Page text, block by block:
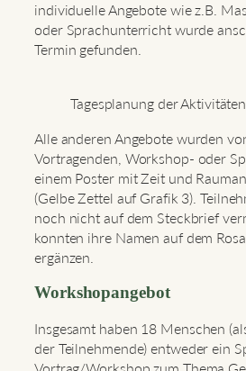
individuelle Angebote wie z.B.
oder Sprachunterricht wurde
Termin gefunden.
Tagesplanung der Aktivitäten
Alle anderen Angebote wurden
Vortragenden, Workshop- oder
einem Poster mit Zeit und
(Gelbe Zettel auf Grafik 3).
noch nicht auf dem Steckbrief
konnten ihre Namen auf dem
ergänzen.
Workshopangebot
Insgesamt haben 18 Menschen
der Teilnehmende) entweder ein
Vortrag/Workshop zum Thema